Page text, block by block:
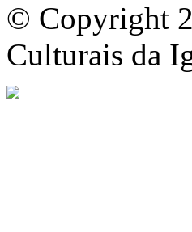
© Copyright
Culturais da